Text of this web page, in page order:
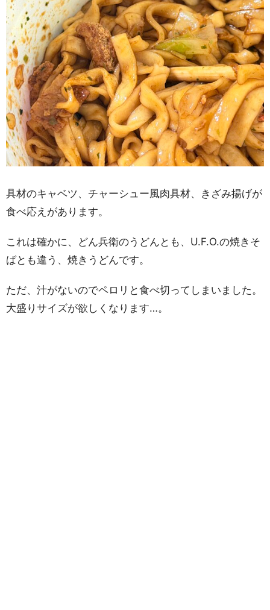
具材のキャベツ、チャーシュー風肉具材、きざみ揚げが
食べ応えがあります。
これは確かに、どん兵衛のうどんとも、U.F.O.の焼きそ
ばとも違う、焼きうどんです。
ただ、汁がないのでペロリと食べ切ってしまいました。
大盛りサイズが欲しくなります…。